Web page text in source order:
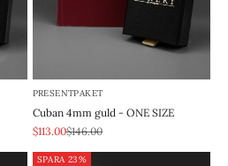
PRESENTPAKET
Cuban 4mm guld - ONE SIZE
REA-pris
$113.00Pris
$146.00
SPARA 23%